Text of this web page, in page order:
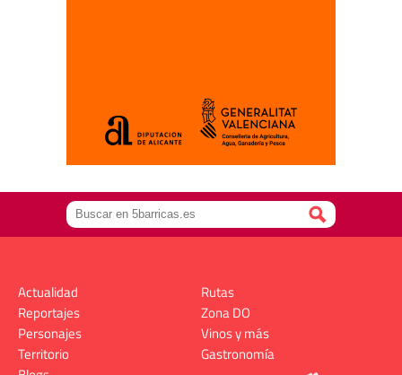
Actualidad
Reportajes
Personajes
Territorio
Rutas
Zona DO
Vinos y más
Gastronomía